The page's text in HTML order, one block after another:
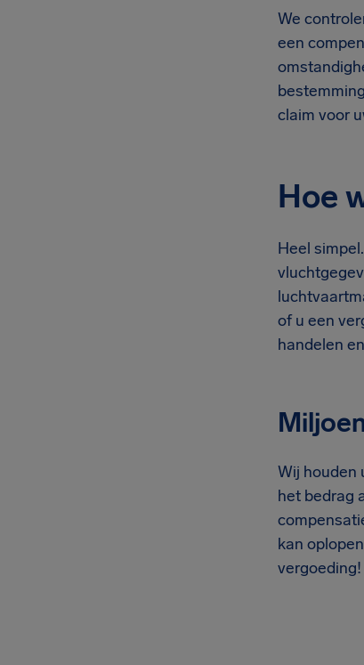
We
een
claim voor
Hoe
Heel
of u een
handelen
Wij houden
het bedrag
kan
vergoeding!